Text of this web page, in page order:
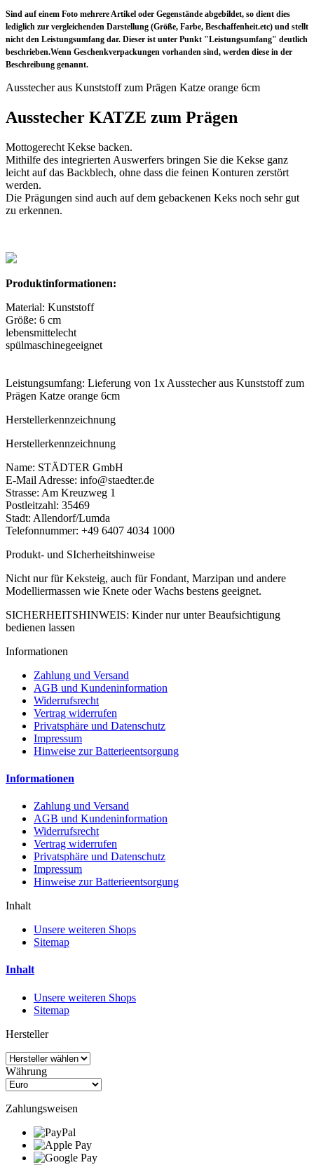
Sind auf einem Foto mehrere Artikel oder Gegenstände abgebildet, so dient dies
lediglich zur vergleichenden Darstellung (Größe, Farbe, Beschaffenheit.etc) und stellt
nicht den Leistungsumfang dar. Dieser ist unter Punkt "Leistungsumfang" deutlich
beschrieben.Wenn Geschenkverpackungen vorhanden sind, werden diese in der
Beschreibung genannt.
Ausstecher aus Kunststoff zum Prägen Katze orange 6cm
Ausstecher KATZE zum Prägen
Mottogerecht Kekse backen.
Mithilfe des integrierten Auswerfers bringen Sie die Kekse ganz
leicht auf das Backblech, ohne dass die feinen Konturen zerstört
werden.
Die Prägungen sind auch auf dem gebackenen Keks noch sehr gut
zu erkennen.
Produktinformationen:
Material: Kunststoff
Größe: 6 cm
lebensmittelecht
spülmaschinegeeignet
Leistungsumfang: Lieferung von 1x Ausstecher aus Kunststoff zum
Prägen Katze orange 6cm
Herstellerkennzeichnung
Herstellerkennzeichnung
Name: STÄDTER GmbH
E-Mail Adresse: info@staedter.de
Strasse: Am Kreuzweg 1
Postleitzahl: 35469
Stadt: Allendorf/Lumda
Telefonnummer: +49 6407 4034 1000
Produkt- und SIcherheitshinweise
Nicht nur für Keksteig, auch für Fondant, Marzipan und andere
Modelliermassen wie Knete oder Wachs bestens geeignet.
SICHERHEITSHINWEIS: Kinder nur unter Beaufsichtigung
bedienen lassen
Informationen
Zahlung und Versand
AGB und Kundeninformation
Widerrufsrecht
Vertrag widerrufen
Privatsphäre und Datenschutz
Impressum
Hinweise zur Batterieentsorgung
Informationen
Zahlung und Versand
AGB und Kundeninformation
Widerrufsrecht
Vertrag widerrufen
Privatsphäre und Datenschutz
Impressum
Hinweise zur Batterieentsorgung
Inhalt
Unsere weiteren Shops
Sitemap
Inhalt
Unsere weiteren Shops
Sitemap
Hersteller
Währung
Zahlungsweisen